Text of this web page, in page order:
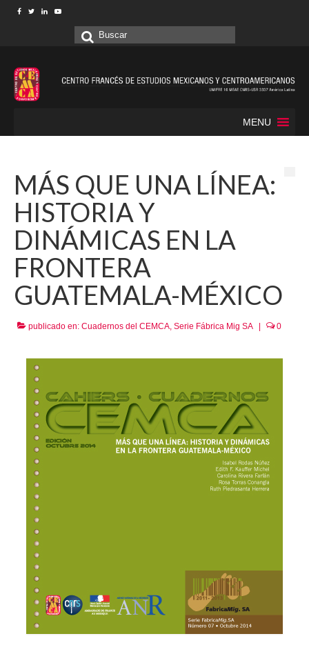
Buscar
MENU
MÁS QUE UNA LÍNEA:
HISTORIA Y
DINÁMICAS EN LA
FRONTERA
GUATEMALA-MÉXICO
publicado en: Cuadernos del CEMCA, Serie Fábrica Mig SA 0